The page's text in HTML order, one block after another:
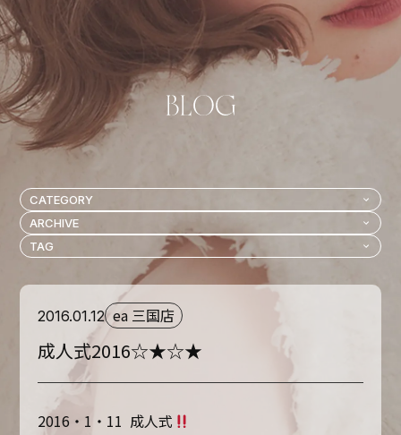
2016.01.12 ea 三国店
成人式2016☆★☆★
2016・1・11 成人式